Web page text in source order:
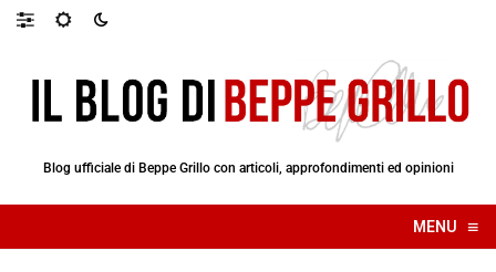
Blog ufficiale di Beppe Grillo con articoli, approfondimenti ed opinioni
MENU ≡
☰